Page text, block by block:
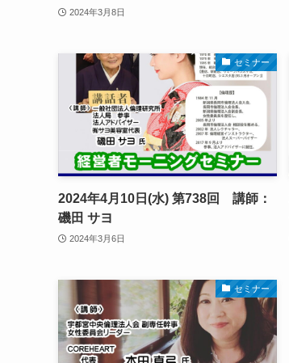
2024年3月8日
セミナー
2024年4月10日(水) 第738回 講師：
磯田 サヨ
2024年3月6日
セミナー